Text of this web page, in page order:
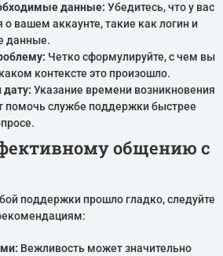
данные: Убедитесь, что у вас
вашем аккаунте, такие как логин и
данные.
Четко сформулируйте, с чем вы
контексте это произошло.
Указание времени возникновения
службе поддержки быстрее
общению с
поддержки прошло гладко, следуйте
Вежливость может значительно